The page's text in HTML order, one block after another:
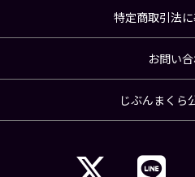
特定商取引法
お問い
じぶんまくら